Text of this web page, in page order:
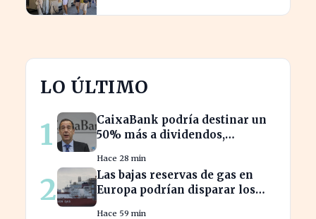
LO ÚLTIMO
1
CaixaBank podría destinar un
50% más a dividendos,
accionistas
Hace 28 min
2
Las bajas reservas de gas en
Europa podrían disparar los
Hace 59 min